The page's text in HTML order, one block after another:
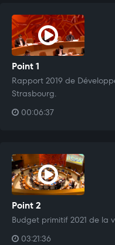
Point 1
Rapport 2019 de
Strasbourg.
00:06:37
Point 2
Budget primitif 2021 de la
03:21:36